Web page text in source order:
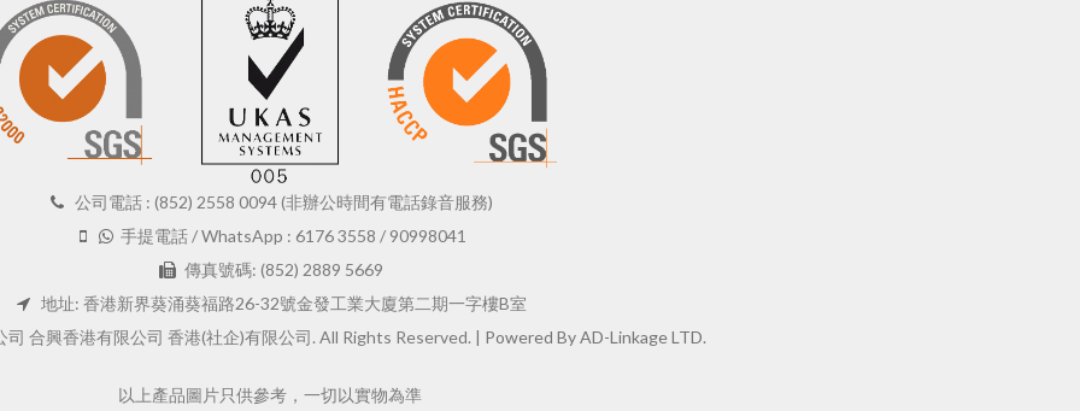
公司電話 : (852) 2558 0094 (非辦公時間有電話錄音服務)
手提電話 / WhatsApp : 6176 3558 / 90998041
傳真號碼: (852) 2889 5669
地址: 香港新界葵涌葵福路26-32號金發工業大廈第二期一字樓B室
合興香港有限公司 香港(社企)有限公司. All Rights Reserved. | Powered By AD-Linkage LTD.
以上產品圖片只供參考，一切以實物為準